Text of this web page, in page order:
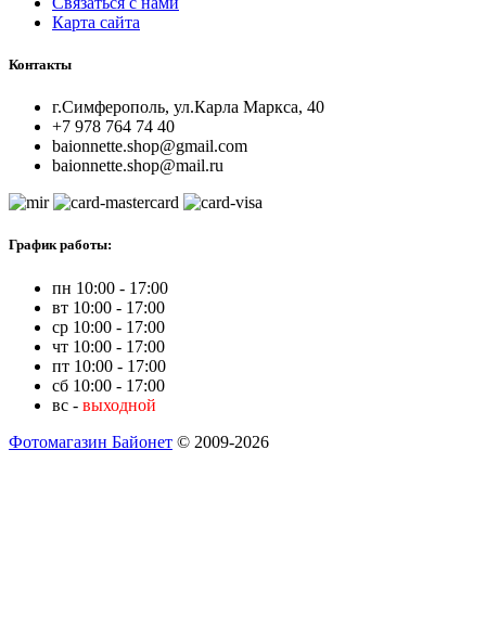
Карта сайта
Контакты
г.Симферополь, ул.Карла Маркса, 40
+7 978 764 74 40
baionnette.shop@gmail.com
baionnette.shop@mail.ru
График работы:
пн 10:00 - 17:00
вт 10:00 - 17:00
ср 10:00 - 17:00
чт 10:00 - 17:00
пт 10:00 - 17:00
сб 10:00 - 17:00
вс - выходной
Фотомагазин Байонет © 2009-2026